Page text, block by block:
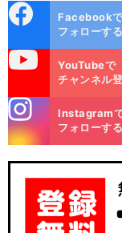
ok
Facebook
フォローする
YouTubeで
チャンネル
m
Instagram
フォローする